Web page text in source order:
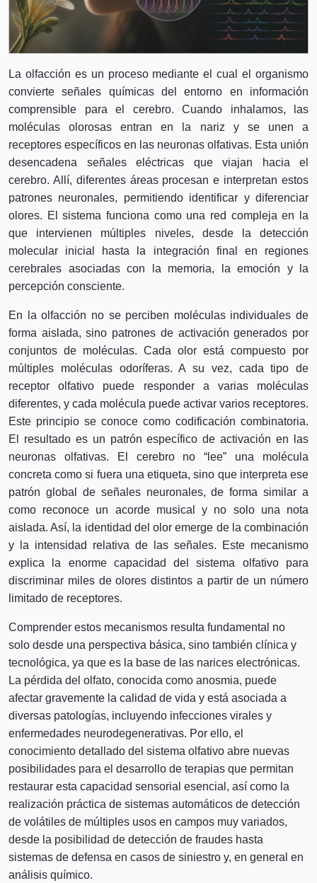
La olfacción es un proceso mediante el cual el organismo
convierte señales químicas del entorno en información
comprensible para el cerebro. Cuando inhalamos, las
moléculas olorosas entran en la nariz y se unen a
receptores específicos en las neuronas olfativas. Esta unión
desencadena señales eléctricas que viajan hacia el
cerebro. Allí, diferentes áreas procesan e interpretan estos
patrones neuronales, permitiendo identificar y diferenciar
olores. El sistema funciona como una red compleja en la
que intervienen múltiples niveles, desde la detección
molecular inicial hasta la integración final en regiones
cerebrales asociadas con la memoria, la emoción y la
percepción consciente.
En la olfacción no se perciben moléculas individuales de
forma aislada, sino patrones de activación generados por
conjuntos de moléculas. Cada olor está compuesto por
múltiples moléculas odoríferas. A su vez, cada tipo de
receptor olfativo puede responder a varias moléculas
diferentes, y cada molécula puede activar varios receptores.
Este principio se conoce como codificación combinatoria.
El resultado es un patrón específico de activación en las
neuronas olfativas. El cerebro no “lee” una molécula
concreta como si fuera una etiqueta, sino que interpreta ese
patrón global de señales neuronales, de forma similar a
como reconoce un acorde musical y no solo una nota
aislada. Así, la identidad del olor emerge de la combinación
y la intensidad relativa de las señales. Este mecanismo
explica la enorme capacidad del sistema olfativo para
discriminar miles de olores distintos a partir de un número
limitado de receptores.
Comprender estos mecanismos resulta fundamental no
solo desde una perspectiva básica, sino también clínica y
tecnológica, ya que es la base de las narices electrónicas.
La pérdida del olfato, conocida como anosmia, puede
afectar gravemente la calidad de vida y está asociada a
diversas patologías, incluyendo infecciones virales y
enfermedades neurodegenerativas. Por ello, el
conocimiento detallado del sistema olfativo abre nuevas
posibilidades para el desarrollo de terapias que permitan
restaurar esta capacidad sensorial esencial, así como la
realización práctica de sistemas automáticos de detección
de volátiles de múltiples usos en campos muy variados,
desde la posibilidad de detección de fraudes hasta
sistemas de defensa en casos de siniestro y, en general en
análisis químico.